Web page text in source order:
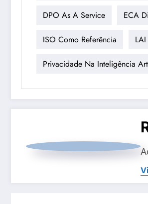
DPO As A Service ECA
ISO Como Referência LAI
Privacidade Na Inteligência